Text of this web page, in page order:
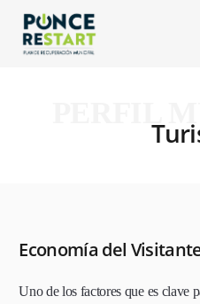
Economía del
Uno de los factores que es clave